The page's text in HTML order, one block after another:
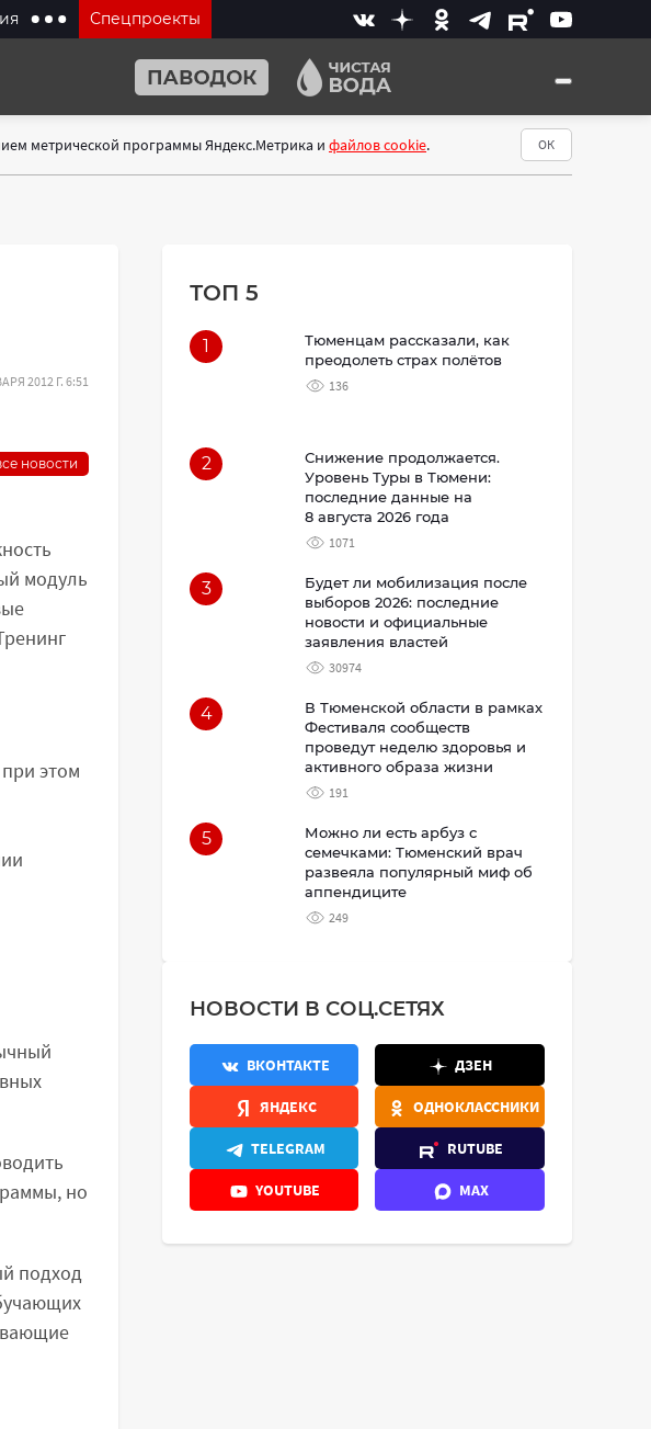
Спецпроекты
метрической программы Яндекс.Метрика и файлов cookie. ОК
2012 Г. 6:51
новости
модуль
этом
но
подход
ТОП 5
1
Тюменцам рассказали, как
преодолеть страх полётов
136
2
Снижение продолжается.
Уровень Туры в Тюмени:
последние данные на
8 августа 2026 года
1071
3
Будет ли мобилизация после
выборов 2026: последние
новости и официальные
заявления властей
30974
4
В Тюменской области в рамках
Фестиваля сообществ
проведут неделю здоровья и
активного образа жизни
191
5
Можно ли есть арбуз с
семечками: Тюменский врач
развеяла популярный миф об
аппендиците
249
НОВОСТИ В СОЦ.СЕТЯХ
ВКОНТАКТЕ ДЗЕН
ЯНДЕКС ОДНОКЛАССНИКИ
TELEGRAM RUTUBE
YOUTUBE MAX